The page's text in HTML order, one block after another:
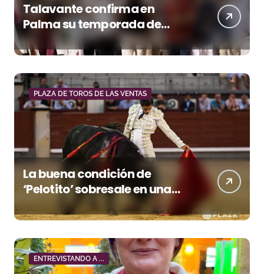
Talavante confirma en
Palma su temporada de
figura y el palco niega el
premio a Roca Rey
PLAZA DE TOROS DE LAS VENTAS
La buena condición de
‘Pelotito’ sobresale en una
noche gris en Las Ventas
ENTREVISTANDO A ...